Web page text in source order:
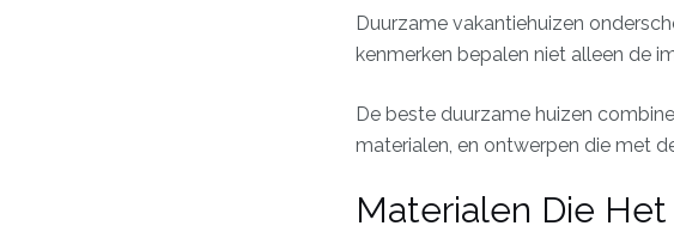
Duurzame vakantiehuizen
kenmerken bepalen niet alleen de
De beste duurzame huizen
materialen, en ontwerpen die met
Materialen Die